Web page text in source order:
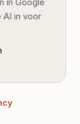
in voor